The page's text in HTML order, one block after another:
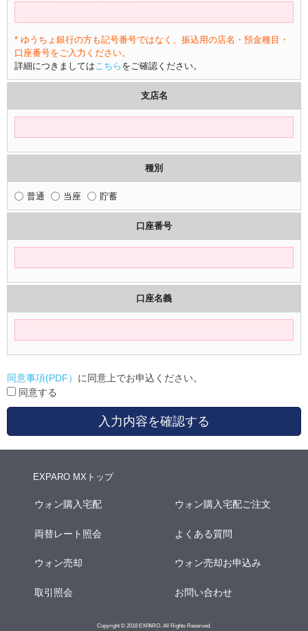
* ゆうちょ銀行の方も記号番号ではなく、振込用の店名・預金種目・
口座番号をご入力ください。
詳細につきましてはこちら をご確認ください。
支店名
種別
普通 当座 貯蓄
口座番号
口座名義
同意事項(PDF） に同意上でお申込ください。
同意する
入力内容を確認する
EXPARO MXトップ
ウォン購入宅配 ウォン購入宅配ご注文
両替レート照会 よくある質問
ウォン売却 ウォン売却お申込み
取引照会 お問い合わせ
Copyright © 2018 EXPARO. All Rights Reserved.